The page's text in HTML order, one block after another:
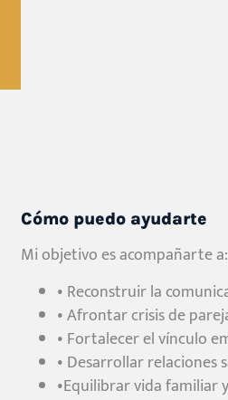
Cómo puedo ayudarte
Mi objetivo es acompañarte a:
• Reconstruir la
• Afrontar crisis de
• Fortalecer el vínculo
• Desarrollar relaciones
•Equilibrar vida familiar